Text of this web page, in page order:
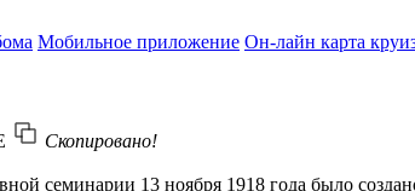
Мобильное приложение Он-лайн карта
Скопировано!
семинарии 13 ноября 1918 года было